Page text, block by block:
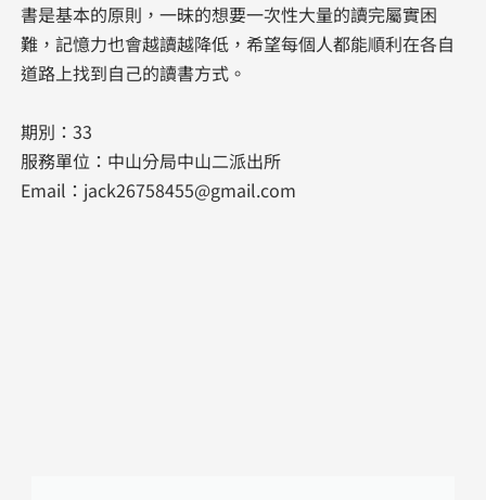
書是基本的原則，一昧的想要一次性大量的讀完屬實困
難，記憶力也會越讀越降低，希望每個人都能順利在各自
道路上找到自己的讀書方式。
期別：33
服務單位：中山分局中山二派出所
Email：jack26758455@gmail.com